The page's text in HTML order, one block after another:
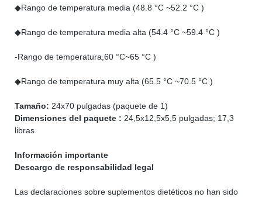
◆Rango de temperatura media (48.8 °C ~52.2 °C )
◆Rango de temperatura media alta (54.4 °C ~59.4 °C )
-Rango de temperatura,60 °C~65 °C )
◆Rango de temperatura muy alta (65.5 °C ~70.5 °C )
Tamaño: 24x70 pulgadas (paquete de 1)
Dimensiones del paquete : 24,5x12,5x5,5 pulgadas; 17,3
libras
Información importante
Descargo de responsabilidad legal
Las declaraciones sobre suplementos dietéticos no han sido